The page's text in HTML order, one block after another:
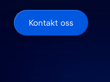
Kontakt oss